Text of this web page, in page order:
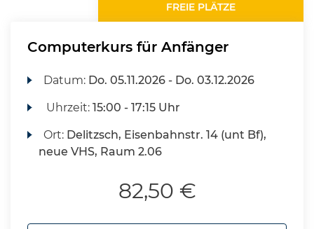
FREIE PLÄTZE
Computerkurs für Anfänger
Datum: Do. 05.11.2026 - Do. 03.12.2026
Uhrzeit:15:00 - 17:15 Uhr
Ort: Delitzsch, Eisenbahnstr. 14 (unt Bf),
neue VHS, Raum 2.06
82,50 €